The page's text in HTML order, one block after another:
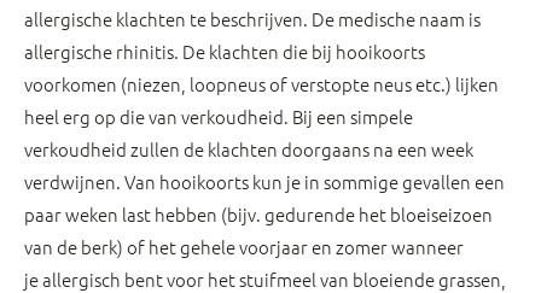
allergische klachten te beschrijven. De medische naam is
allergische rhinitis. De klachten die bij hooikoorts
voorkomen (niezen, loopneus of verstopte neus etc.) lijken
heel erg op die van verkoudheid. Bij een simpele
verkoudheid zullen de klachten doorgaans na een week
verdwijnen. Van hooikoorts kun je in sommige gevallen een
paar weken last hebben (bijv. gedurende het bloeiseizoen
van de berk) of het gehele voorjaar en zomer wanneer
je allergisch bent voor het stuifmeel van bloeiende grassen,